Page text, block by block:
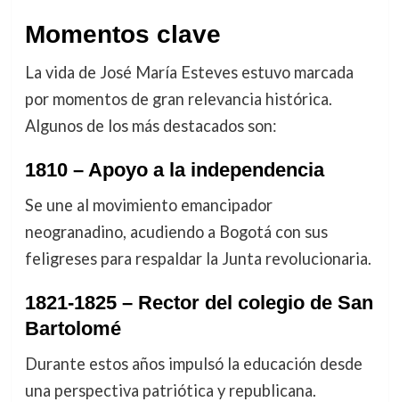
Momentos clave
La vida de José María Esteves estuvo marcada
por momentos de gran relevancia histórica.
Algunos de los más destacados son:
1810 – Apoyo a la independencia
Se une al movimiento emancipador
neogranadino, acudiendo a Bogotá con sus
feligreses para respaldar la Junta revolucionaria.
1821-1825 – Rector del colegio de San
Bartolomé
Durante estos años impulsó la educación desde
una perspectiva patriótica y republicana.